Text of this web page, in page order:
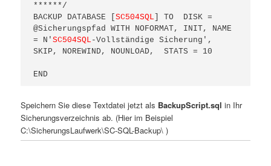
******/
BACKUP DATABASE [SC504SQL ] TO  DISK =
@Sicherungspfad WITH NOFORMAT, INIT, NAME
= N'SC504SQL -Vollständige Sicherung',
SKIP, NOREWIND, NOUNLOAD,  STATS = 10
END
Speichern Sie diese Textdatei jetzt als BackupScript.sql in Ihr
Sicherungsverzeichnis ab. (Hier im Beispiel
C:\SicherungsLaufwerk\SC-SQL-Backup\ )